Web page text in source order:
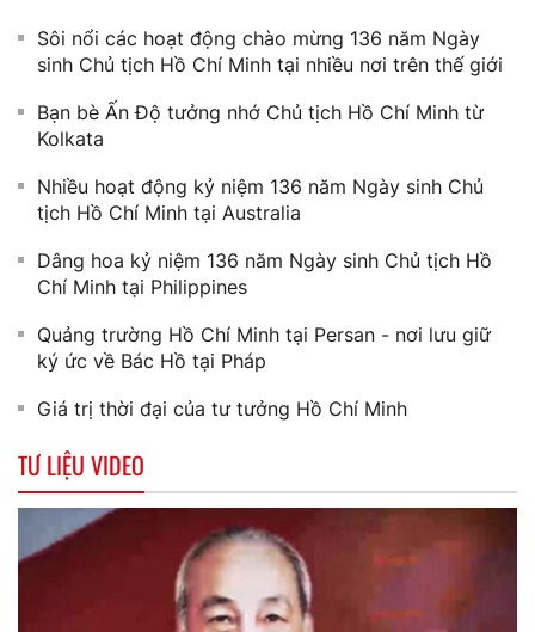
Sôi nổi các hoạt động chào mừng 136 năm Ngày
sinh Chủ tịch Hồ Chí Minh tại nhiều nơi trên thế giới
Bạn bè Ấn Độ tưởng nhớ Chủ tịch Hồ Chí Minh từ
Kolkata
Nhiều hoạt động kỷ niệm 136 năm Ngày sinh Chủ
tịch Hồ Chí Minh tại Australia
Dâng hoa kỷ niệm 136 năm Ngày sinh Chủ tịch Hồ
Chí Minh tại Philippines
Quảng trường Hồ Chí Minh tại Persan - nơi lưu giữ
ký ức về Bác Hồ tại Pháp
Giá trị thời đại của tư tưởng Hồ Chí Minh
TƯ LIỆU VIDEO